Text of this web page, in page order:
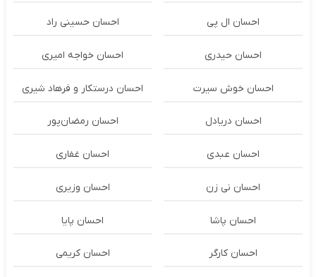
احسان ال پی احسان حسینی راد
احسان حیدری احسان خواجه امیری
احسان خوش سیرت احسان درستكار و فرهاد شيرى
احسان دریادل احسان رمضان‌پور
احسان عبدی احسان غفاری
احسان نی زن احسان وزیری
احسان پاشا احسان پایا
احسان کارگر احسان کریمی